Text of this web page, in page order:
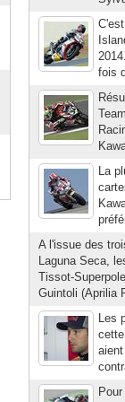
fois
La
A l'issue des
Laguna Seca,
Tissot-
Guintoli (Aprilia
Les